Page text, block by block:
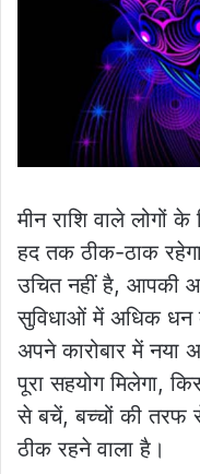
मीन राशि वाले लोगों के
हद तक ठीक-ठाक
उचित नहीं है, आपकी
सुविधाओं में अधिक धन
अपने कारोबार में नया
पूरा सहयोग मिलेगा,
से बचें, बच्चों की तरफ से
ठीक रहने वाला है।